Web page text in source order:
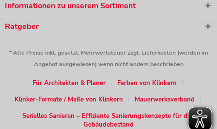
Informationen zu unserem Sortiment
Ratgeber
* Alle Preise inkl. gesetzl. Mehrwertsteuer zzgl. Lieferkosten (werden im
Angebot ausgewiesen) wenn nicht anders beschrieben
Für Architekten & Planer
Farben von Klinkern
Klinker-Formate / Maße von Klinkern
Mauerwerksverband
Serielles Sanieren – Effiziente Sanierungskonzepte für den
Gebäudebestand